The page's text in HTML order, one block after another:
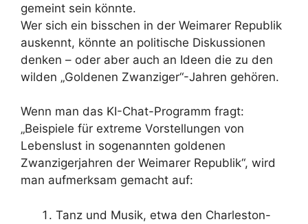
gemeint sein könnte.
Wer sich ein bisschen in der Weimarer Republik
auskennt, könnte an politische Diskussionen
denken – oder aber auch an Ideen die zu den
wilden „Goldenen Zwanziger“-Jahren gehören.
Wenn man das KI-Chat-Programm fragt:
„Beispiele für extreme Vorstellungen von
Lebenslust in sogenannten goldenen
Zwanzigerjahren der Weimarer Republik“, wird
man aufmerksam gemacht auf:
Tanz und Musik, etwa den Charleston-